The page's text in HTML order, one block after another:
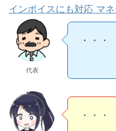
インボイスにも対応 マ
代表
請求書
たしか